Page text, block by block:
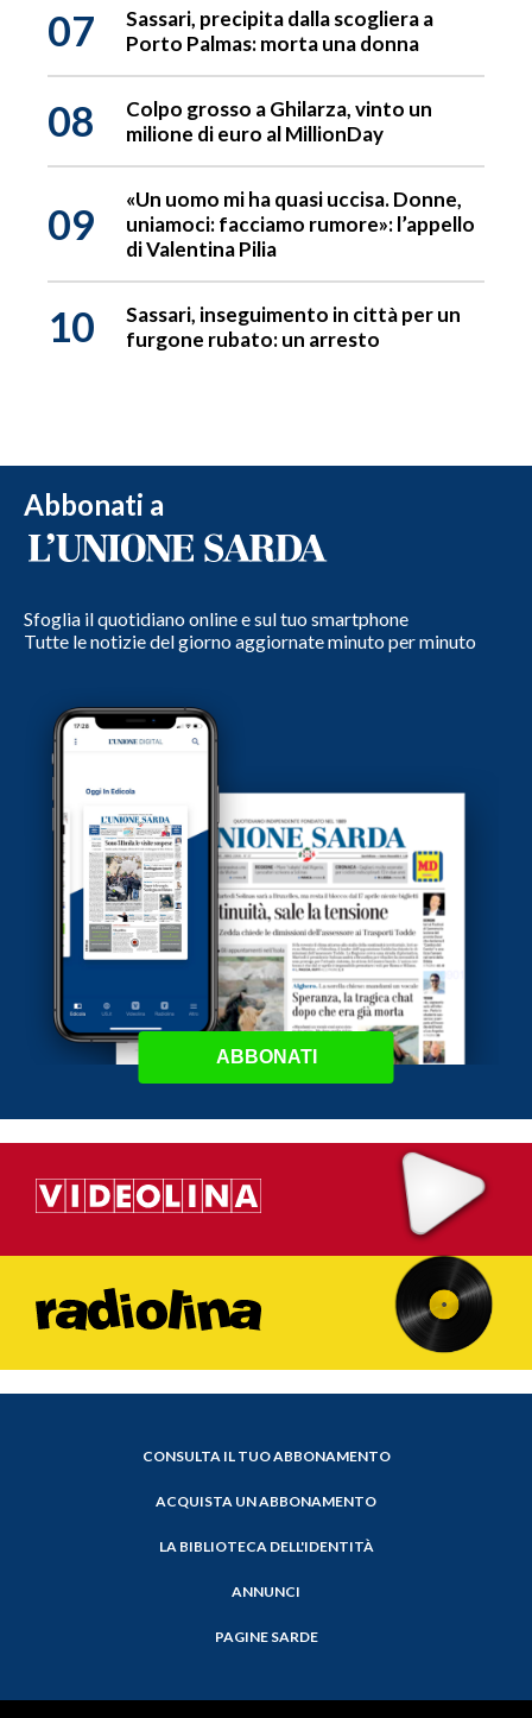
07
Sassari, precipita dalla scogliera a
Porto Palmas: morta una donna
08
Colpo grosso a Ghilarza, vinto un
milione di euro al MillionDay
09
«Un uomo mi ha quasi uccisa. Donne,
uniamoci: facciamo rumore»: l’appello
di Valentina Pilia
10
Sassari, inseguimento in città per un
furgone rubato: un arresto
Abbonati a
Sfoglia il quotidiano online e sul tuo smartphone
Tutte le notizie del giorno aggiornate minuto per minuto
ABBONATI
CONSULTA IL TUO ABBONAMENTO
ACQUISTA UN ABBONAMENTO
LA BIBLIOTECA DELL'IDENTITÀ
ANNUNCI
PAGINE SARDE